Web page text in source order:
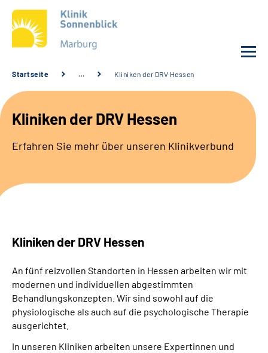
Unsere Klinik
Unsere Angebote
Leichte Sprache
Gebärdensprache
Startseite … Kliniken der DRV Hessen
Kliniken der DRV Hessen
Erfahren Sie mehr über unseren Klinikverbund
Kliniken der DRV Hessen
An fünf reizvollen Standorten in Hessen arbeiten wir mit
modernen und individuellen abgestimmten
Behandlungskonzepten. Wir sind sowohl auf die
physiologische als auch auf die psychologische Therapie
ausgerichtet.
In unseren Kliniken arbeiten unsere Expertinnen und